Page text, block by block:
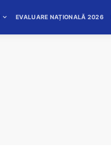
EVALUARE NAȚIONALĂ 2026